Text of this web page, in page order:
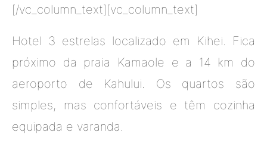
[/vc_column_text][vc_column_text]
Hotel 3 estrelas localizado em Kihei. Fica
próximo da praia Kamaole e a 14 km do
aeroporto de Kahului. Os quartos são
simples, mas confortáveis e têm cozinha
equipada e varanda.